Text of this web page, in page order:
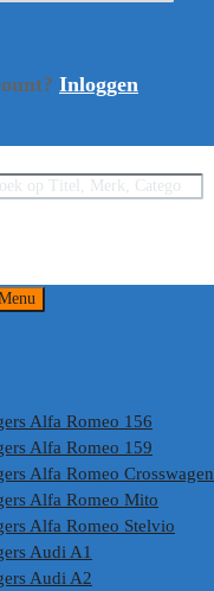
Inloggen
Alfa Romeo 156
Alfa Romeo 159
Alfa Romeo Crosswagen
Alfa Romeo Mito
Alfa Romeo Stelvio
Audi A1
Audi A2